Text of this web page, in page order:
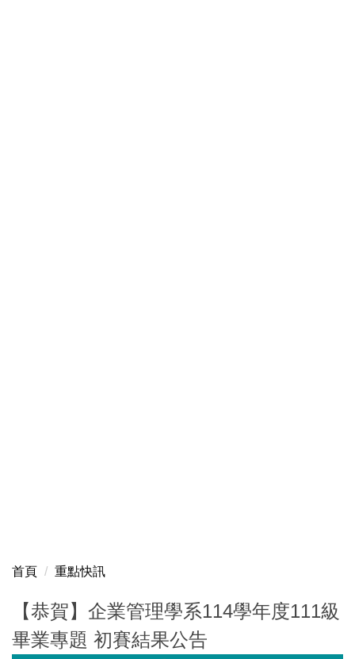
首頁 重點快訊
【恭賀】企業管理學系114學年度111級
畢業專題 初賽結果公告